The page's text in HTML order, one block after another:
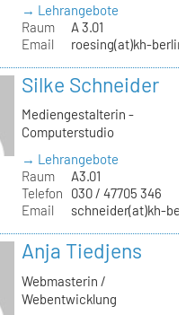
→ Lehrangebote
Raum
A 3.01
Email
roesing(at)kh-
Silke Schneider
Mediengestalterin -
Computerstudio
→ Lehrangebote
Raum
A3.01
Telefon
030 / 47705 346
Email
schneider(at)kh-
Anja Tiedjens
Webmasterin /
Webentwicklung